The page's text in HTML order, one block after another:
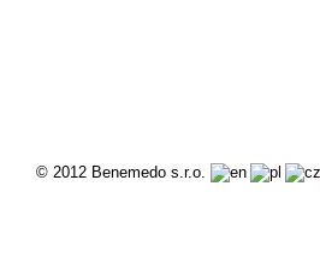
© 2012 Benemedo s.r.o.